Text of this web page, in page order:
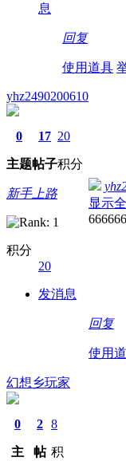
息
回复
使用道具
yhz2490200610
0
主题
17
帖子
20
积分
新手上路
积分
20
发消息
显示
回复
使用
幻想乡玩家
0
主
2
帖
8
积